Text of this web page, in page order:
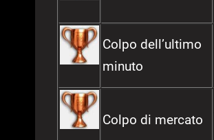
Colpo dell’ultimo
minuto
Colpo di mercato